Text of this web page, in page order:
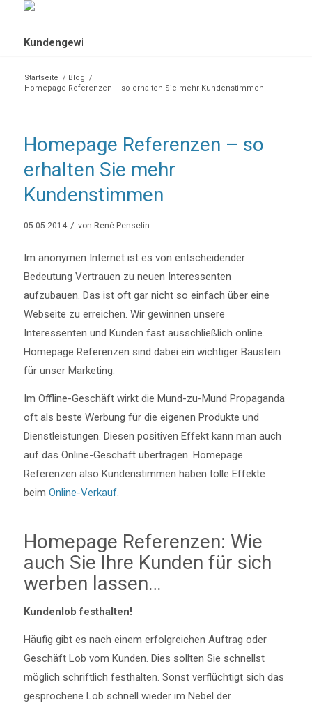
Startseite / Blog /
Homepage Referenzen – so erhalten Sie mehr Kundenstimmen
Homepage Referenzen – so
erhalten Sie mehr
Kundenstimmen
05.05.2014 / von René Penselin
Im anonymen Internet ist es von entscheidender
Bedeutung Vertrauen zu neuen Interessenten
aufzubauen. Das ist oft gar nicht so einfach über eine
Webseite zu erreichen. Wir gewinnen unsere
Interessenten und Kunden fast ausschließlich online.
Homepage Referenzen sind dabei ein wichtiger Baustein
für unser Marketing.
Im Offline-Geschäft wirkt die Mund-zu-Mund Propaganda
oft als beste Werbung für die eigenen Produkte und
Dienstleistungen. Diesen positiven Effekt kann man auch
auf das Online-Geschäft übertragen. Homepage
Referenzen also Kundenstimmen haben tolle Effekte
beim Online-Verkauf.
Homepage Referenzen: Wie
auch Sie Ihre Kunden für sich
werben lassen…
Kundenlob festhalten!
Häufig gibt es nach einem erfolgreichen Auftrag oder
Geschäft Lob vom Kunden. Dies sollten Sie schnellst
möglich schriftlich festhalten. Sonst verflüchtigt sich das
gesprochene Lob schnell wieder im Nebel der